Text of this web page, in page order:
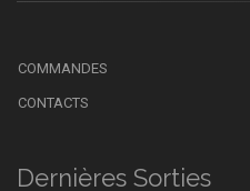
COMMANDES
CONTACTS
Dernières Sorties